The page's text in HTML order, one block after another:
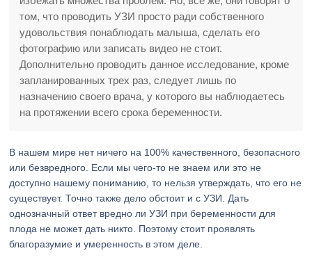
том, что проводить УЗИ просто ради собственного
удовольствия понаблюдать малыша, сделать его
фотографию или записать видео не стоит.
Дополнительно проводить данное исследование, кроме
запланированных трех раз, следует лишь по
назначению своего врача, у которого вы наблюдаетесь
на протяжении всего срока беременности.
В нашем мире нет ничего на 100% качественного, безопасного
или безвредного. Если мы чего-то не знаем или это не
доступно нашему пониманию, то нельзя утверждать, что его не
существует. Точно также дело обстоит и с УЗИ. Дать
однозначный ответ вредно ли УЗИ при беременности для
плода не может дать никто. Поэтому стоит проявлять
благоразумие и умеренность в этом деле.